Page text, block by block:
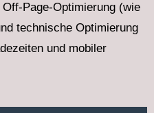
Page-Optimierung (wie
technische Optimierung
und mobiler